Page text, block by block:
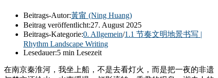
Beitrags-Autor:黃甯 (Ning Huang)
Beitrag veröffentlicht:27. August 2025
Beitrags-Kategorie:0. Allgemein/1.1 节奏文明地景书写 |
Rhythm Landscape Writing
Lesedauer:5 min Lesezeit
在南京秦淮河，我坐上船，不是去看灯火，而是把一夜的非遗